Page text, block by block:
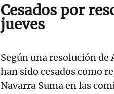
Cesados por
jueves
Según una resolución
han sido cesados como
Navarra Suma en las